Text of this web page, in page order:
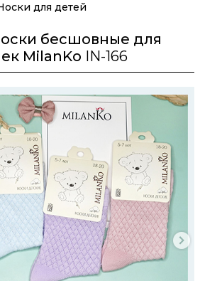
для детей
бесшовные для
MilanKo IN-166